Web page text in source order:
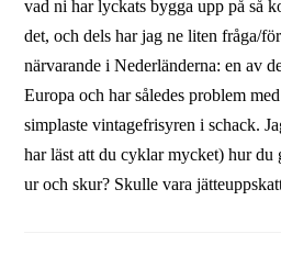
vad ni har lyckats bygga upp på så
det, och dels har jag ne liten fråga/
närvarande i Nederländerna: en av
Europa och har således problem
simplaste vintagefrisyren i schack.
har läst att du cyklar mycket) hur
ur och skur? Skulle vara